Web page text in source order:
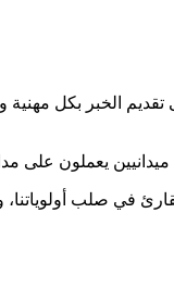
الخبر بكل
يعملون على
في صلب